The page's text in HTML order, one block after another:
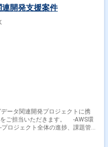
連開発支援案件
ータ関連開発プロジェクトに携
ご担当いただきます。 ‐AWS環
ロジェクト全体の進捗、課題管